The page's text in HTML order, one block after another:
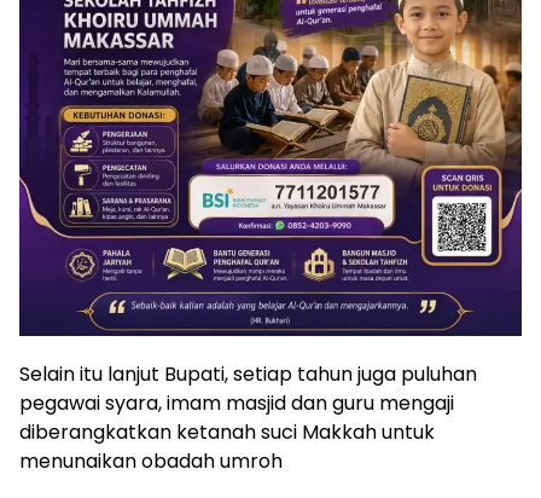
Selain itu lanjut Bupati, setiap tahun juga puluhan
pegawai syara, imam masjid dan guru mengaji
diberangkatkan ketanah suci Makkah untuk
menunaikan obadah umroh